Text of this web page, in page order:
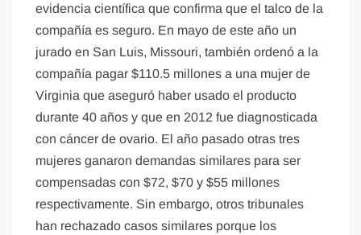
evidencia científica que confirma que el talco de la
compañía es seguro. En mayo de este año un
jurado en San Luis, Missouri, también ordenó a la
compañía pagar $110.5 millones a una mujer de
Virginia que aseguró haber usado el producto
durante 40 años y que en 2012 fue diagnosticada
con cáncer de ovario. El año pasado otras tres
mujeres ganaron demandas similares para ser
compensadas con $72, $70 y $55 millones
respectivamente. Sin embargo, otros tribunales
han rechazado casos similares porque los